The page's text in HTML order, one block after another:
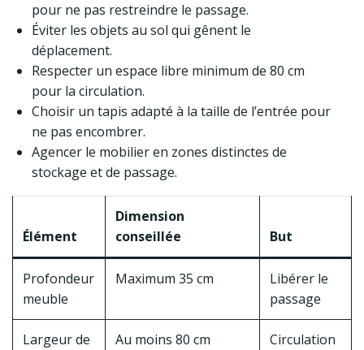
pour ne pas restreindre le passage.
Éviter les objets au sol qui gênent le
déplacement.
Respecter un espace libre minimum de 80 cm
pour la circulation.
Choisir un tapis adapté à la taille de l’entrée pour
ne pas encombrer.
Agencer le mobilier en zones distinctes de
stockage et de passage.
Élément
Dimension
conseillée
But
Profondeur
meuble
Maximum 35 cm
Libérer le
passage
Largeur de
Au moins 80 cm
Circulation